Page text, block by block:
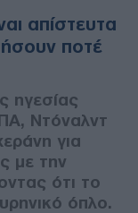
απίστευτα
ποτέ
ηγεσίας
Ντόναλντ
για
με την
ότι το
όπλο.